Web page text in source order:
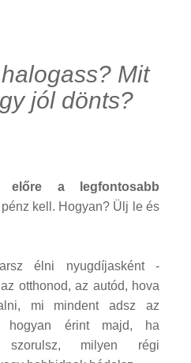
Mit
jól dönts?
előre a legfontosabb
kell. Hogyan? Ülj le és
élni nyugdíjasként -
otthonod, az autód, hova
mi mindent adsz az
hogyan érint majd, ha
szorulsz, milyen régi